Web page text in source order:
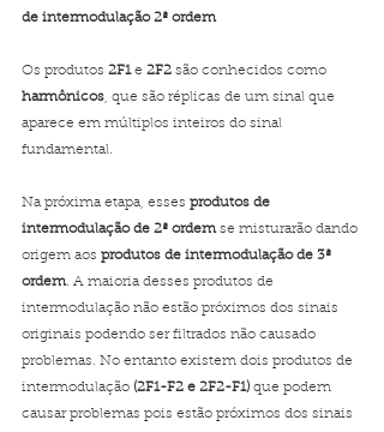
de intermodulação 2ª ordem
Os produtos 2F1 e 2F2 são conhecidos como
harmônicos , que são réplicas de um sinal que
aparece em múltiplos inteiros do sinal
fundamental.
Na próxima etapa, esses produtos de
intermodulação de 2ª ordem se misturarão dando
origem aos produtos de intermodulação de 3ª
ordem. A maioria desses produtos de
intermodulação não estão próximos dos sinais
originais podendo ser filtrados não causado
problemas. No entanto existem dois produtos de
intermodulação (2F1-F2 e 2F2-F1) que podem
causar problemas pois estão próximos dos sinais